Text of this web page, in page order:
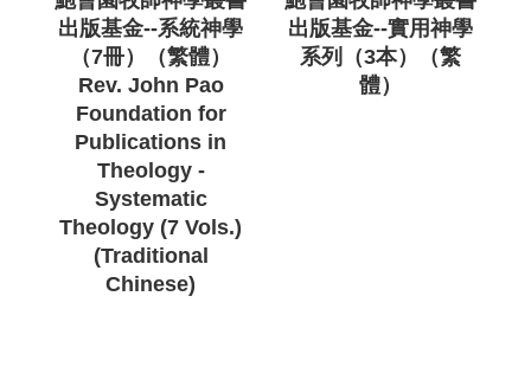
出版基金--系統神學
（7冊）（繁體）
Rev. John Pao
Foundation for
Publications in
Theology -
Systematic
Theology (7 Vols.)
(Traditional
Chinese)
出版基金--實用神學
系列（3本）（繁
體）